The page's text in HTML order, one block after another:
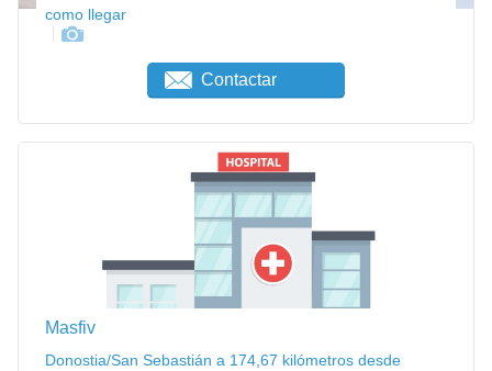
como llegar
Contactar
Masfiv
Donostia/San Sebastián a 174,67 kilómetros desde